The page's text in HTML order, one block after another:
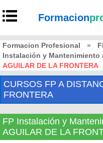
Formacion
Formacion Profesional »
Instalación y Mantenimiento
AGUILAR DE LA FRONTERA
CURSOS FP A
FRONTERA
FP Instalación y
AGUILAR DE LA